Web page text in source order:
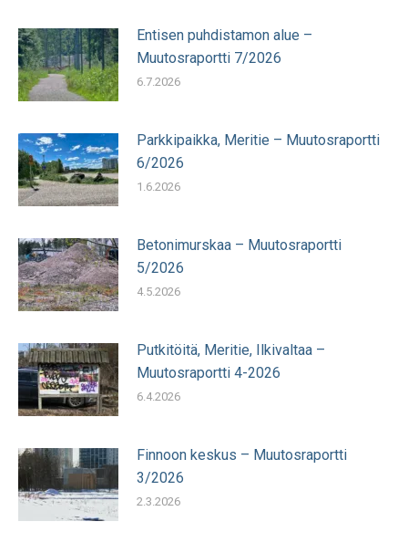
Entisen puhdistamon alue –
Muutosraportti 7/2026
6.7.2026
Parkkipaikka, Meritie – Muutosraportti
6/2026
1.6.2026
Betonimurskaa – Muutosraportti
5/2026
4.5.2026
Putkitöitä, Meritie, Ilkivaltaa –
Muutosraportti 4-2026
6.4.2026
Finnoon keskus – Muutosraportti
3/2026
2.3.2026